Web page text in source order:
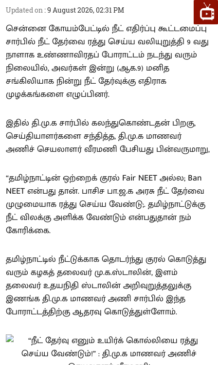
Updated on :9 August 2026, 02:31 PM
சென்னை கோயம்பேட்டில் நீட் எதிர்ப்பு கூட்டமைப்பு
சார்பில் நீட் தேர்வை ரத்து செய்ய வலியுறுத்தி 9 வது
நாளாக உண்ணாவிரதப் போராட்டம் நடந்து வரும்
நிலையில், அவர்கள் இன்று (ஆக.9) மனித
சங்கிலியாக நின்று நீட் தேர்வுக்கு எதிராக
முழக்கங்களை எழுப்பினர்.
இதில் தி.மு.க சார்பில் கலந்துகொண்டதன் பிறகு,
செய்தியாளர்களை சந்தித்த, தி.மு.க மாணவர்
அணிச் செயலாளர் வீரமணி பேசியது பின்வருமாறு,
“தமிழ்நாட்டின் ஒற்றைக் குரல் Fair NEET அல்ல; Ban
NEET என்பது தான். பாசிச பா.ஜ.க அரசு நீட் தேர்வை
முழுமையாக ரத்து செய்ய வேண்டு;. தமிழ்நாட்டுக்கு
நீட் விலக்கு அளிக்க வேண்டும் என்பதுதான் நம்
கோரிக்கை.
தமிழ்நாட்டில் நீட்டுக்காக தொடர்ந்து குரல் கொடுத்து
வரும் கழகத் தலைவர் மு.க.ஸ்டாலின், இளம்
தலைவர் உதயநிதி ஸ்டாலின் அறிவுறுத்தலுக்கு
இணங்க தி.மு.க மாணவர் அணி சார்பில் இந்த
போராட்டத்திற்கு ஆதரவு கொடுத்துள்ளோம்.